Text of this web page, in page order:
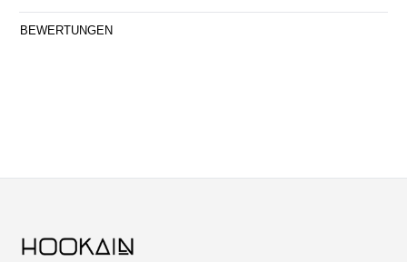
BEWERTUNGEN